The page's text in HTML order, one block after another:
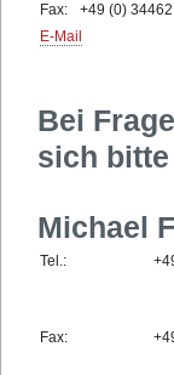
Fax:
+49 (0)
E-Mail
Bei
sich bitte
Michael
Tel.:
Fax: